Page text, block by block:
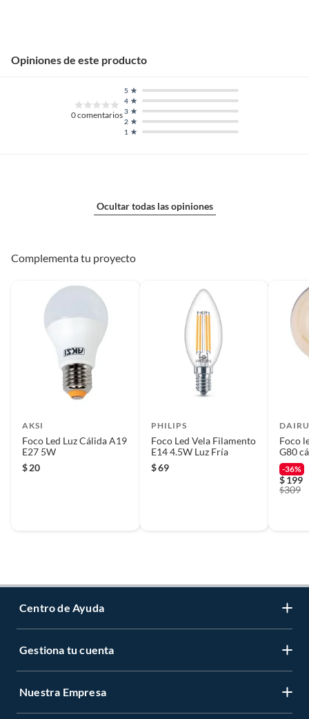
Opiniones de este producto
0comentarios
1
2
3
4
5
Ocultar todas las opiniones
Complementa tu proyecto
AKSI
Foco Led Luz Cálida A19
E27 5W
$20
PHILIPS
Foco Led Vela Filamento
E14 4.5W Luz Fría
$69
Foco
G80
-36%
$199
$309
Centro de Ayuda
Servicio al Cliente
Gestiona tu cuenta
Gestiona tu cuenta
Nuestra Empresa